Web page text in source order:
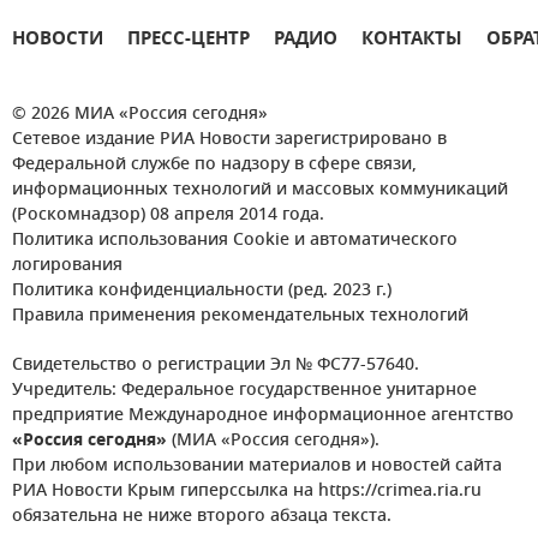
НОВОСТИ ПРЕСС-ЦЕНТР РАДИО КОНТАКТЫ
© 2026 МИА «Россия сегодня»
Сетевое издание РИА Новости зарегистрировано в
Федеральной службе по надзору в сфере связи,
информационных технологий и массовых коммуникаций
(Роскомнадзор) 08 апреля 2014 года.
Политика использования Cookie и автоматического
логирования
Политика конфиденциальности (ред. 2023 г.)
Правила применения рекомендательных технологий
Свидетельство о регистрации Эл № ФС77-57640.
Учредитель: Федеральное государственное унитарное
предприятие Международное информационное агентство
«Россия сегодня» (МИА «Россия сегодня»).
При любом использовании материалов и новостей сайта
РИА Новости Крым гиперссылка на https://crimea.ria.ru
обязательна не ниже второго абзаца текста.